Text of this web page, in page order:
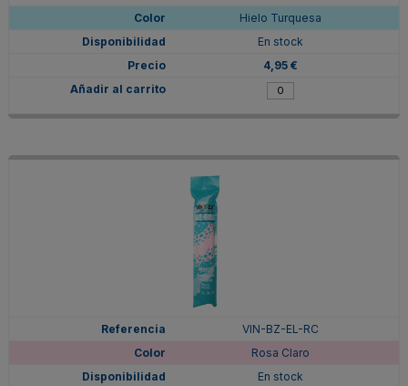
Hielo Turquesa
En stock
4,95 €
VIN-BZ-EL-RC
Rosa Claro
En stock